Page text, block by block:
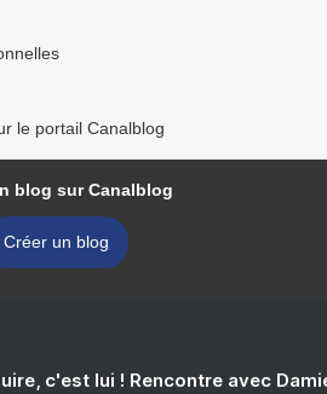
le portail Canalblog
blog sur Canalblog
Créer un blog
c'est lui ! Rencontre avec